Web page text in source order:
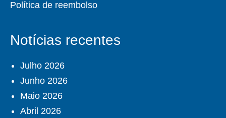
Política de reembolso
Notícias recentes
Julho 2026
Junho 2026
Maio 2026
Abril 2026